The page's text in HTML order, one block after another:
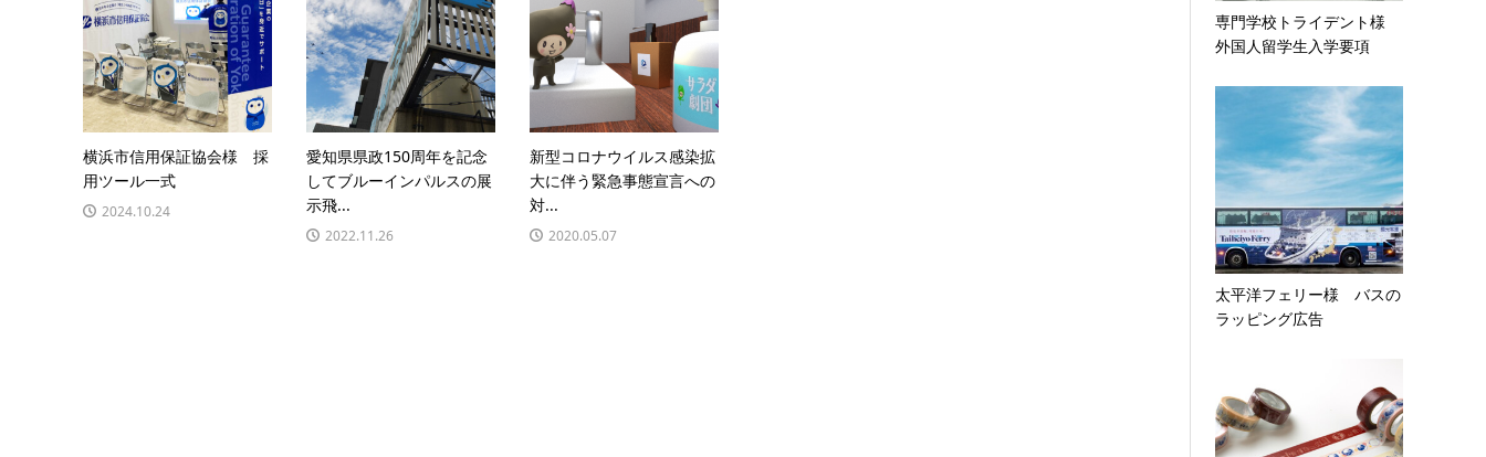
横浜市信用保証協会様 採
用ツール一式
2024.10.24
愛知県県政150周年を記念
してブルーインパルスの展
示飛...
2022.11.26
新型コロナウイルス感染拡
大に伴う緊急事態宣言への
対...
2020.05.07
専門学校トライデント様
外国人留学生入学要項
太平洋フェリー様 バスの
ラッピング広告